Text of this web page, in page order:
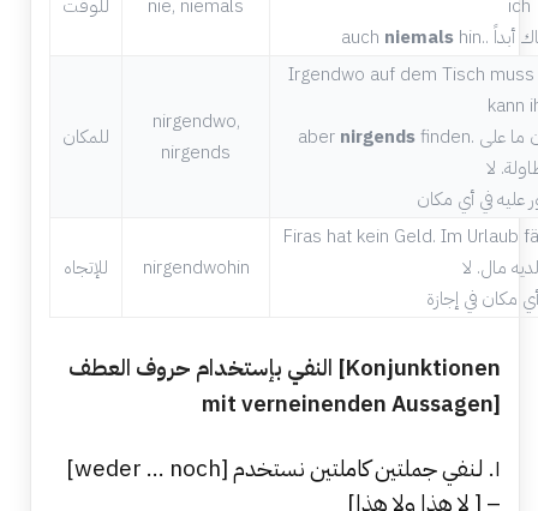
للوقت nie, niemals
ich
auch niemals
للمكان
nirgendwo,
nirgends
Irgendwo auf dem Tisch
kann
aber nirgendsfinden. يجب أن يكون مفتاحي في مكان ما على
لا
للإتجاه nirgendwohin
Firas hat kein Geld. Im Urlaub
مال. لا
النفي بإستخدام حروف العطف [Konjunktionen
mit verneinenden Aussagen]
١. لـنفي جملتين كاملتين نستخدم [weder … noch]
– [ لا هذا ولا هذا]